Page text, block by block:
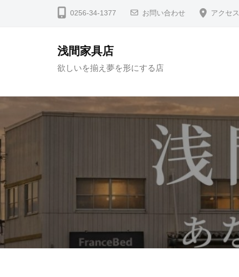
ス
ッ
プ
0256-34-1377 お問い合わせ アクセス
浅間家具店
欲しいを揃え夢を形にする店